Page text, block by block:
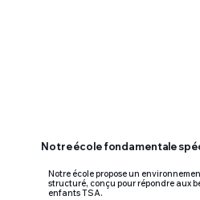
Notre école fondamentale
Notre école propose un
structuré, conçu pour répondre aux
enfants TSA.